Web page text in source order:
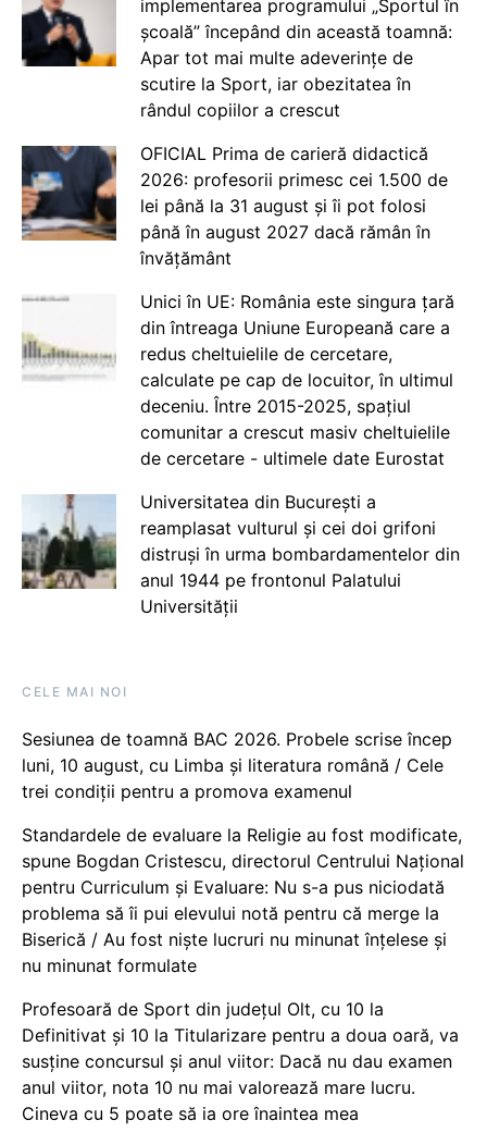
implementarea programului „Sportul în
școală” începând din această toamnă:
Apar tot mai multe adeverințe de
scutire la Sport, iar obezitatea în
rândul copiilor a crescut
OFICIAL Prima de carieră didactică
2026: profesorii primesc cei 1.500 de
lei până la 31 august și îi pot folosi
până în august 2027 dacă rămân în
învățământ
Unici în UE: România este singura țară
din întreaga Uniune Europeană care a
redus cheltuielile de cercetare,
calculate pe cap de locuitor, în ultimul
deceniu. Între 2015-2025, spațiul
comunitar a crescut masiv cheltuielile
de cercetare - ultimele date Eurostat
Universitatea din București a
reamplasat vulturul și cei doi grifoni
distruși în urma bombardamentelor din
anul 1944 pe frontonul Palatului
Universității
CELE MAI NOI
Sesiunea de toamnă BAC 2026. Probele scrise încep
luni, 10 august, cu Limba și literatura română / Cele
trei condiții pentru a promova examenul
Standardele de evaluare la Religie au fost modificate,
spune Bogdan Cristescu, directorul Centrului Național
pentru Curriculum și Evaluare: Nu s-a pus niciodată
problema să îi pui elevului notă pentru că merge la
Biserică / Au fost niște lucruri nu minunat înțelese și
nu minunat formulate
Profesoară de Sport din județul Olt, cu 10 la
Definitivat și 10 la Titularizare pentru a doua oară, va
susține concursul și anul viitor: Dacă nu dau examen
anul viitor, nota 10 nu mai valorează mare lucru.
Cineva cu 5 poate să ia ore înaintea mea